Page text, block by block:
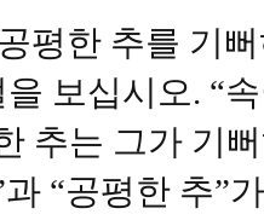
평한 추를 기
을 보십시오. “
추는 그가 기
과 “공평한 추”